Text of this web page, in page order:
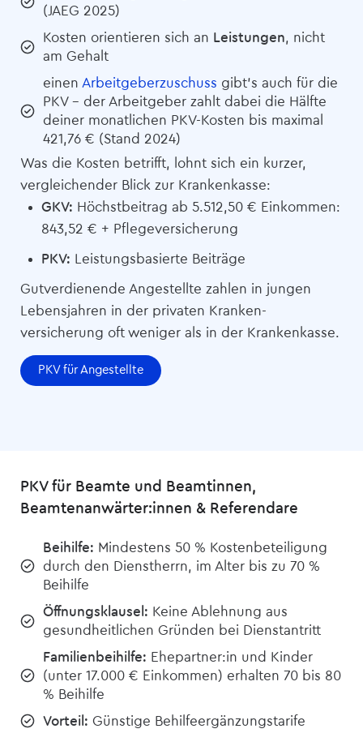
(JAEG 2025)
Kosten orientieren sich an Leistungen, nicht
am Gehalt
einen Arbeitgeberzuschuss gibt’s auch für die
PKV – der Arbeitgeber zahlt dabei die Hälfte
deiner monatlichen PKV-Kosten bis maximal
421,76 € (Stand 2024)
Was die Kosten betrifft, lohnt sich ein kurzer,
vergleichender Blick zur Krankenkasse:
GKV: Höchstbeitrag ab 5.512,50 € Einkommen:
843,52 € + Pflege­versicherung
PKV: Leistungsbasierte Beiträge
Gutverdienende Angestellte zahlen in jungen
Lebensjahren in der privaten Kranken­­­
versicherung oft weniger als in der Krankenkasse.
PKV für Angestellte
PKV für Beamte und Beamtinnen,
Beamtenanwärter:innen & Referendare
Beihilfe: Mindestens 50 % Kostenbeteiligung
durch den Dienstherrn, im Alter bis zu 70 %
Beihilfe
Öffnungsklausel: Keine Ablehnung aus
gesundheitlichen Gründen bei Dienstantritt
Familienbeihilfe: Ehepartner:in und Kinder
(unter 17.000 € Einkommen) erhalten 70 bis 80
% Beihilfe
Vorteil: Günstige Behilfeergänzungstarife